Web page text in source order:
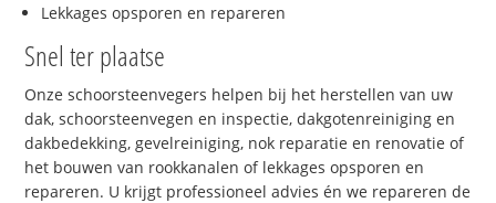
Lekkages opsporen en repareren
Snel ter plaatse
Onze schoorsteenvegers helpen bij het herstellen van uw
dak, schoorsteenvegen en inspectie, dakgotenreiniging en
dakbedekking, gevelreiniging, nok reparatie en renovatie of
het bouwen van rookkanalen of lekkages opsporen en
repareren. U krijgt professioneel advies én we repareren de